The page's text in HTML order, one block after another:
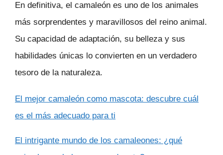
En definitiva, el camaleón es uno de los animales
más sorprendentes y maravillosos del reino animal.
Su capacidad de adaptación, su belleza y sus
habilidades únicas lo convierten en un verdadero
tesoro de la naturaleza.
El mejor camaleón como mascota: descubre cuál
es el más adecuado para ti
El intrigante mundo de los camaleones: ¿qué